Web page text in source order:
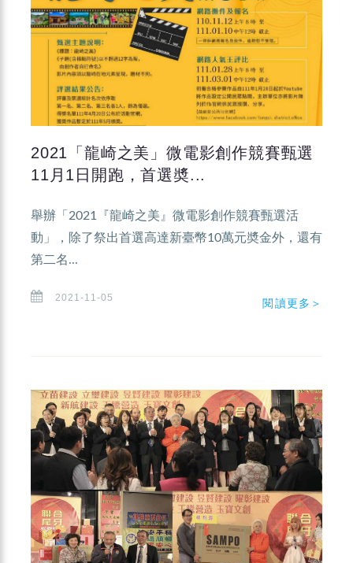
2021「龍崎之美」微電影創作競賽甄選
11月1日開跑，首選奬...
舉辦「2021『龍崎之美』微電影創作競賽甄選活
動」，除了祭出首選高達新臺幣10萬元奬金外，還有
第二名...
2021-11-05 閱讀更多＞